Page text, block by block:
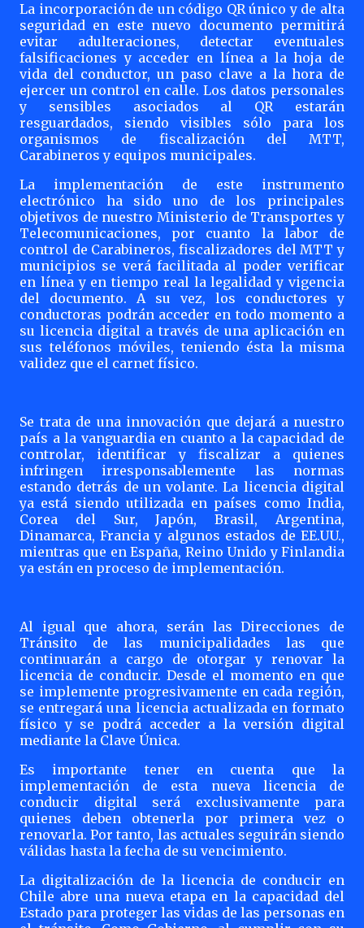
La incorporación de un código QR único y de alta
seguridad en este nuevo documento permitirá
evitar adulteraciones, detectar eventuales
falsificaciones y acceder en línea a la hoja de
vida del conductor, un paso clave a la hora de
ejercer un control en calle. Los datos personales
y sensibles asociados al QR estarán
resguardados, siendo visibles sólo para los
organismos de fiscalización del MTT,
Carabineros y equipos municipales.
La implementación de este instrumento
electrónico ha sido uno de los principales
objetivos de nuestro Ministerio de Transportes y
Telecomunicaciones, por cuanto la labor de
control de Carabineros, fiscalizadores del MTT y
municipios se verá facilitada al poder verificar
en línea y en tiempo real la legalidad y vigencia
del documento. A su vez, los conductores y
conductoras podrán acceder en todo momento a
su licencia digital a través de una aplicación en
sus teléfonos móviles, teniendo ésta la misma
validez que el carnet físico.
Se trata de una innovación que dejará a nuestro
país a la vanguardia en cuanto a la capacidad de
controlar, identificar y fiscalizar a quienes
infringen irresponsablemente las normas
estando detrás de un volante. La licencia digital
ya está siendo utilizada en países como India,
Corea del Sur, Japón, Brasil, Argentina,
Dinamarca, Francia y algunos estados de EE.UU.,
mientras que en España, Reino Unido y Finlandia
ya están en proceso de implementación.
Al igual que ahora, serán las Direcciones de
Tránsito de las municipalidades las que
continuarán a cargo de otorgar y renovar la
licencia de conducir. Desde el momento en que
se implemente progresivamente en cada región,
se entregará una licencia actualizada en formato
físico y se podrá acceder a la versión digital
mediante la Clave Única.
Es importante tener en cuenta que la
implementación de esta nueva licencia de
conducir digital será exclusivamente para
quienes deben obtenerla por primera vez o
renovarla. Por tanto, las actuales seguirán siendo
válidas hasta la fecha de su vencimiento.
La digitalización de la licencia de conducir en
Chile abre una nueva etapa en la capacidad del
Estado para proteger las vidas de las personas en